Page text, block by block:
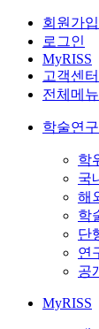
회원가입
로그인
MyRISS
고객센터
전체메뉴
학술연
학
국
해
학
단
연
공
MyRISS